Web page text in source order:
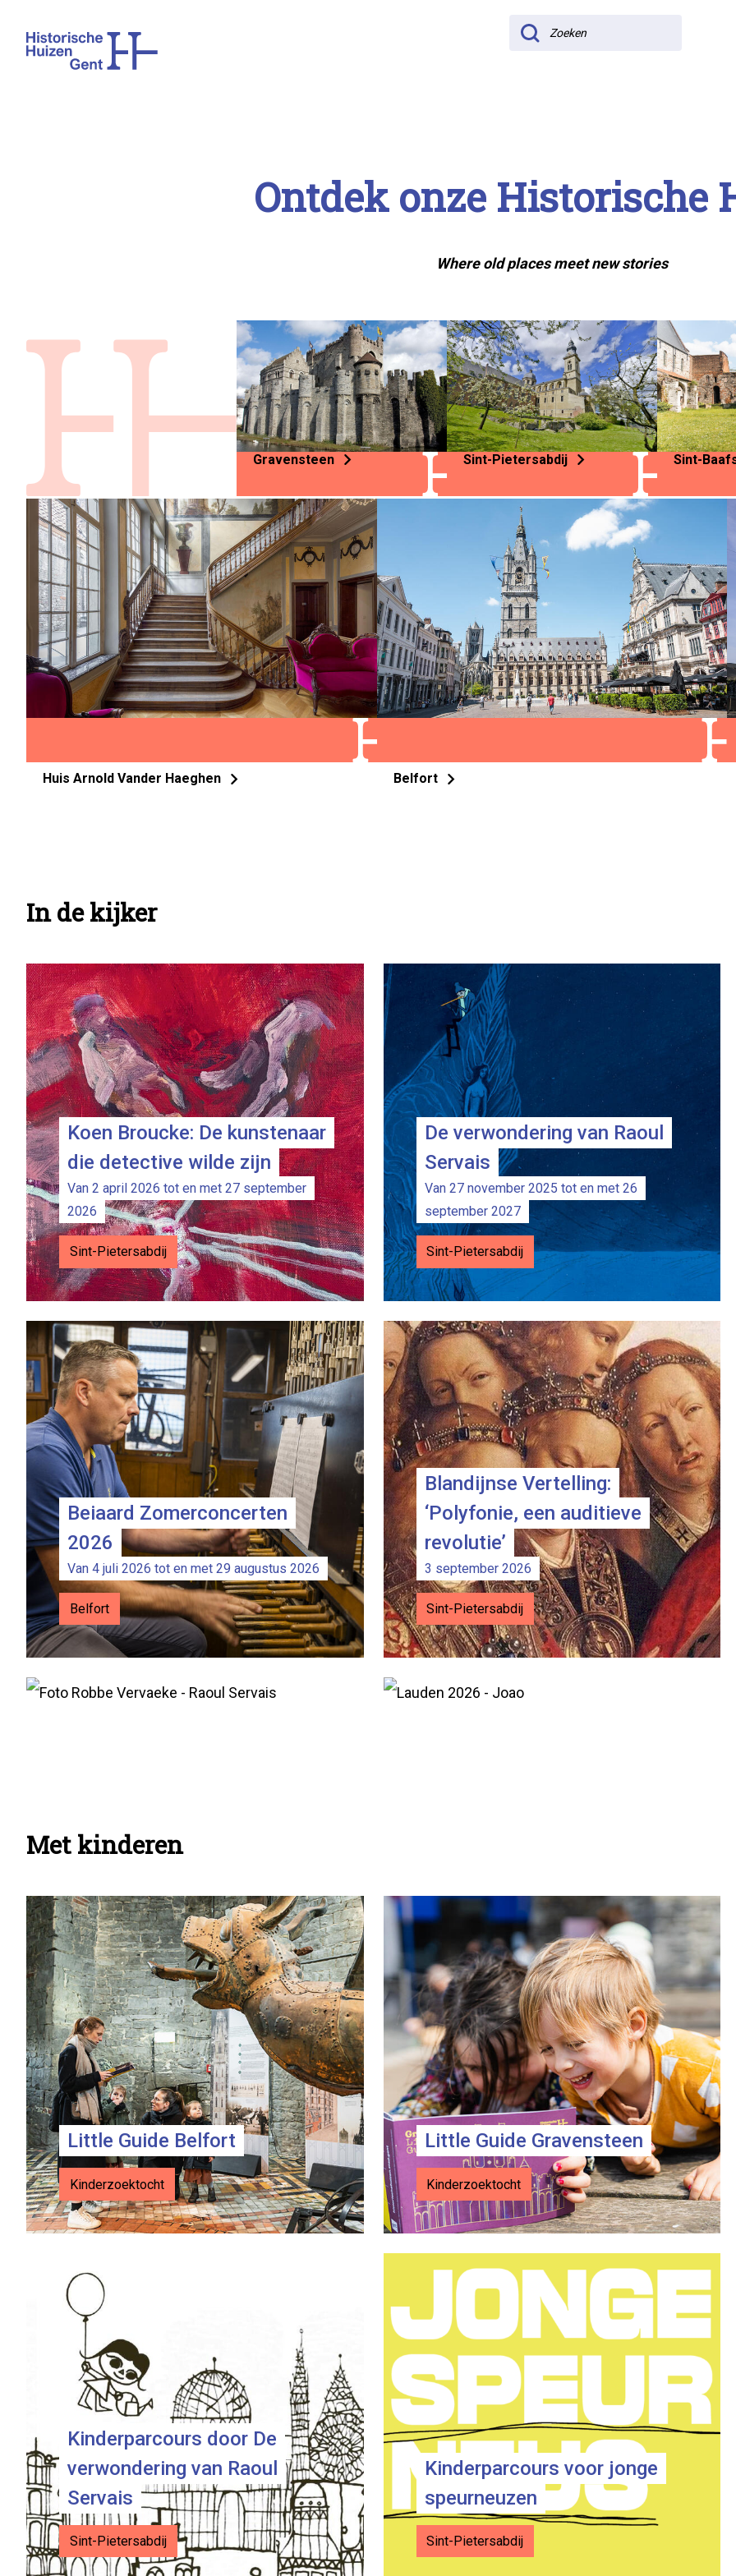
Zoeken
Ont­dek onze His­to­ri­sche
Where old places meet new stories
Historical
houses
teasers
Gravensteen Sint-Pietersabdij Sint-
Huis Arnold Vander Haeghen Belfort
In de kijker
Info
pagina
teasers
Koen Broucke: De kunstenaar
die detective wilde zijn
Van 2 april 2026 tot en met 27 september
2026
Sint-Pietersabdij
De verwondering van Raoul
Servais
Van 27 november 2025 tot en met 26
september 2027
Sint-Pietersabdij
Beiaard Zomerconcerten
2026
Van 4 juli 2026 tot en met 29 augustus 2026
Belfort
Blandijnse Vertelling:
‘Polyfonie, een auditieve
revolutie’
3 september 2026
Sint-Pietersabdij
Expo Raoul Servais: lezingen
door Robbe Vervaeke
Van 1 oktober 2026 tot en met 5 november
2026
Sint-Pietersabdij
Lauden: klassieke concerten
Van 31 mei 2026 tot en met 27 september
2026
Sint-Baafsabdij
Met kinderen
Info
pagina
teasers
Little Guide Belfort
Kinderzoektocht
Little Guide Gravensteen
Kinderzoektocht
Kinderparcours door De
verwondering van Raoul
Servais
Sint-Pietersabdij
Kinderparcours voor jonge
speurneuzen
Sint-Pietersabdij